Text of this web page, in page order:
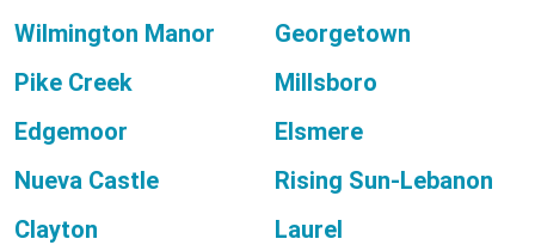
Wilmington Manor
Georgetown
Pike Creek
Millsboro
Edgemoor
Elsmere
Nueva Castle
Rising Sun-Lebanon
Clayton
Laurel